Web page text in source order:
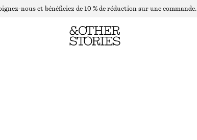
nous et bénéficiez de 10 % de réduction sur une commande.